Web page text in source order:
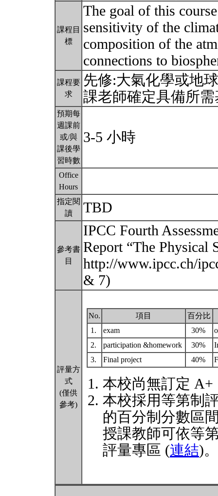
課程目
標
The goal of this
sensitivity of the
composition of the
connections to
課程要
求
先修:大氣化學或地
課老師確定具備所
預期每
週課前
或/與
課後學
習時數
3-5 小時
Office
Hours
指定閱
讀
TBD
參考書
目
IPCC Fourth
Report “The Physical
http://www.ipcc.ch/
& 7)
評量方
式
(僅供
參考)
No. 項目
百分比
1.
exam 30%
2.
participation &homework 30%
3.
Final project 40%
本校尚無訂定 A+
本校採用等第制
的百分制分數區
授課教師可依等
評量專區 (連結)。